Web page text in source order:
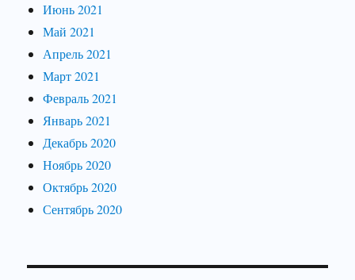
Июнь 2021
Май 2021
Апрель 2021
Март 2021
Февраль 2021
Январь 2021
Декабрь 2020
Ноябрь 2020
Октябрь 2020
Сентябрь 2020